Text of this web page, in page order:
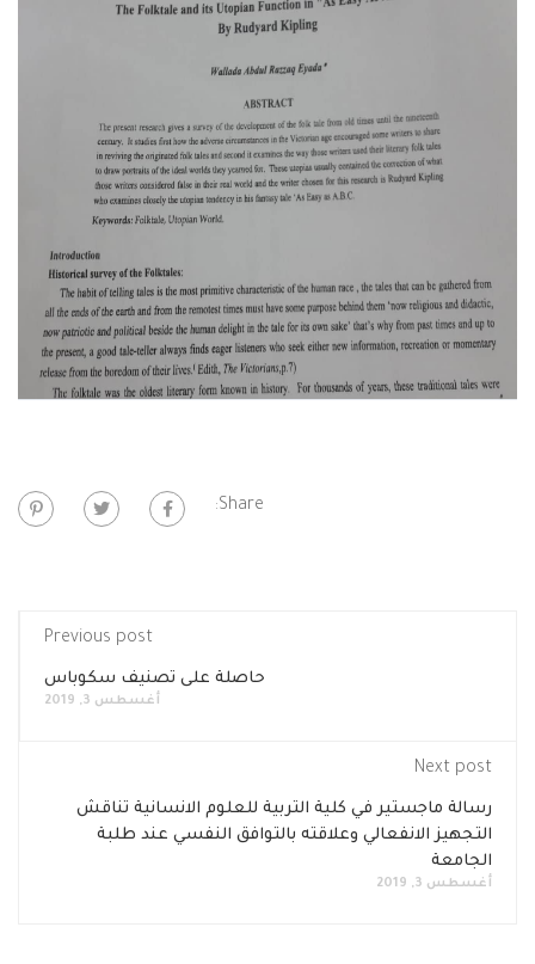
Share:
Previous post
حاصلة على تصنيف سكوباس
أغسطس 3, 2019
Next post
رسالة ماجستير في كلية التربية للعلوم الانسانية تناقش
التجهيز الانفعالي وعلاقته بالتوافق النفسي عند طلبة
الجامعة
أغسطس 3, 2019